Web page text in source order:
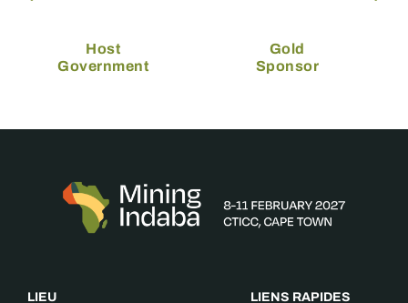
Host
Government
Gold
Sponsor
LIEU
LIENS RAPIDES